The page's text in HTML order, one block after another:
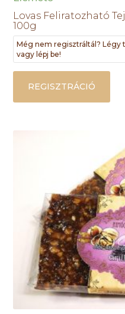
Lovas Feliratozható
100g
Még nem regisztráltál? Légy
vagy lépj be!
REGISZTRÁCIÓ